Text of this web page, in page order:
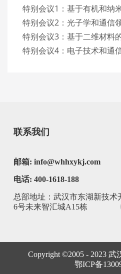
特别会议1：基于有机和纳
特别会议2：光子学和通信
特别会议3：基于二维材料
特别会议4：电子技术和通
联系我们
邮箱: info@whhxykj.com
电话: 400-1618-188
总部地址：武汉市东湖新技术
6号未来智汇城A15栋
Copyright ©2005 - 2023 武
鄂ICP备